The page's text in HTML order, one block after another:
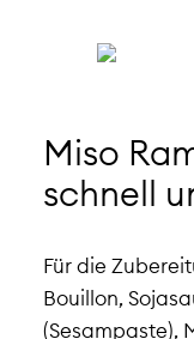
Miso
schnell
Für die
Bouillon,
(Sesampaste),